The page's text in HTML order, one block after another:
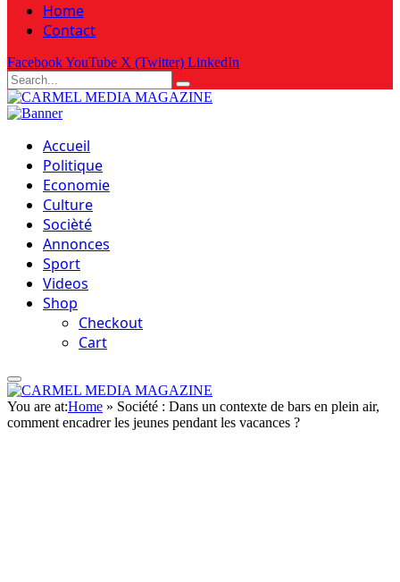
Home
Contact
FacebookYouTube X (Twitter) LinkedIn
Accueil
Politique
Economie
Culture
Socièté
Annonces
Sport
Videos
Shop
Checkout
Cart
You are at:Home » Société : Dans un contexte de bars en plein air,
comment encadrer les jeunes pendant les vacances ?